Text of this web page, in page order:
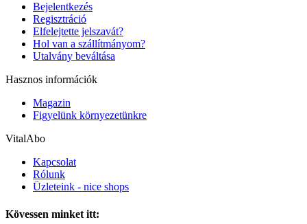
Bejelentkezés
Regisztráció
Elfelejtette jelszavát?
Hol van a szállítmányom?
Utalvány beváltása
Hasznos információk
Magazin
Figyelünk környezetünkre
VitalAbo
Kapcsolat
Rólunk
Üzleteink - nice shops
Kövessen minket itt: